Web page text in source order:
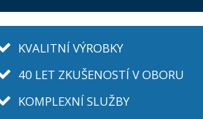
KVALITNÍ VÝROBKY
40 LET ZKUŠENOSTÍ V OBORU
KOMPLEXNÍ SLUŽBY